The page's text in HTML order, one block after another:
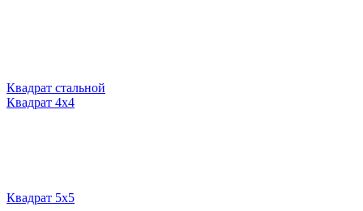
Квадрат стальной
Квадрат 4х4
Квадрат 5х5